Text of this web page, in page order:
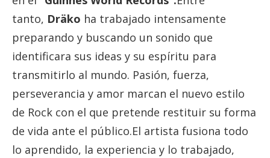
tanto, Dräko ha trabajado intensamente
preparando y buscando un sonido que
identificara sus ideas y su espíritu para
transmitirlo al mundo. Pasión, fuerza,
perseverancia y amor marcan el nuevo estilo
de Rock con el que pretende restituir su forma
de vida ante el público.El artista fusiona todo
lo aprendido, la experiencia y lo trabajado,